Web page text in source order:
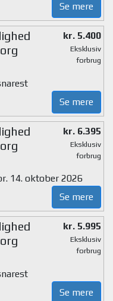
Se mere
kr. 5.400
Eksklusiv
forbrug
Se mere
kr. 6.395
Eksklusiv
forbrug
14. oktober 2026
Se mere
kr. 5.995
Eksklusiv
forbrug
Se mere